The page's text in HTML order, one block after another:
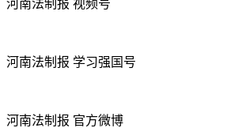
河南法制报 视频号
河南法制报 学习强国号
河南法制报 官方微博